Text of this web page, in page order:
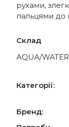
рухами,
пальцями до
Склад
AQUA/
CAPRYLIC/
SEED OIL,
STEARATE,
ETHER
(SHEA)
Категорії:
Бренд: